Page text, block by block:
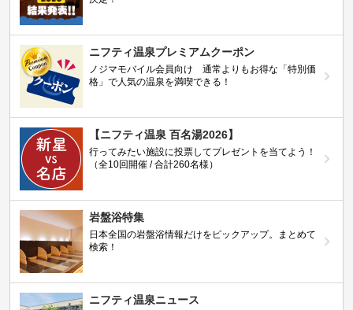
ニフティ温泉プレミアムクーポン
ノジマモバイル会員向け 通常よりもお得な「特別価
格」で人気の温泉を満喫できる！
【ニフティ温泉 百名湯2026】
行ってみたい施設に投票してプレゼントを当てよう！
（全10回開催 / 合計260名様）
岩盤浴特集
日本全国の岩盤浴情報だけをピックアップ。まとめて
検索！
ニフティ温泉ニュース